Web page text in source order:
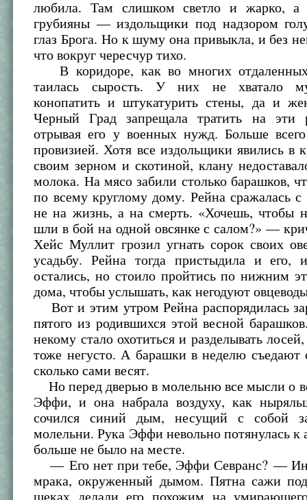
любила. Там слишком светло и жарко, а
грубияны — издольщики под надзором
глаз Брога. Но к шуму она привыкла, и без
что вокруг чересчур тихо.
В коридоре, как во многих
таилась сырость. У них не хватало
конопатить и штукатурить стены, да и
Черный Град запрещала тратить на эти
отрывая его у военных нужд. Больше
провизией. Хотя все издольщики явились в
своим зерном и скотиной, клану
молока. На мясо забили столько барашков,
по всему круглому дому. Рейна сражалась
не на жизнь, а на смерть. «Хочешь, чтобы
шли в бой на одной овсянке с салом?» —
Хейс Муллит грозил угнать сорок своих
усадьбу. Рейна тогда пристыдила и его,
остались, но стоило пройтись по нижним
дома, чтобы услышать, как негодуют
Вот и этим утром Рейна распорядилась
пятого из родившихся этой весной
некому стало охотиться и разделывать
тоже негусто. А барашки в неделю съедают
сколько сами весят.
Но перед дверью в молельню все мысли о
Эффи, и она набрала воздуху, как
сочился синий дым, несущий с собой
молельни. Рука Эффи невольно потянулась к
больше не было на месте.
— Его нет при тебе, Эффи Севранс? —
мрака, окруженный дымом. Пятна сажи
щеках делали его похожим на